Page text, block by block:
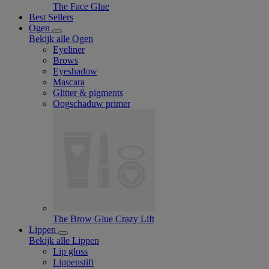
The Face Glue
Best Sellers
Ogen
Bekijk alle Ogen
Eyeliner
Brows
Eyeshadow
Mascara
Glitter & pigments
Oogschaduw primer
The Brow Glue Crazy Lift
Lippen
Bekijk alle Lippen
Lip gloss
Lippenstift